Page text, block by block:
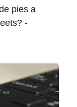
pies a
-